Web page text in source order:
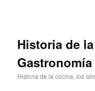
Historia de
Gastronomía
Historia de la cocina, los